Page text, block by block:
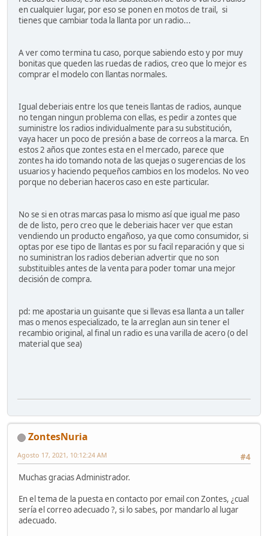
en cualquier lugar, por eso se ponen en motos de trail, si
tienes que cambiar toda la llanta por un radio...
A ver como termina tu caso, porque sabiendo esto y por muy
bonitas que queden las ruedas de radios, creo que lo mejor es
comprar el modelo con llantas normales.
Igual deberiais entre los que teneis llantas de radios, aunque
no tengan ningun problema con ellas, es pedir a zontes que
suministre los radios individualmente para su substitución,
vaya hacer un poco de presión a base de correos a la marca. En
estos 2 años que zontes esta en el mercado, parece que
zontes ha ido tomando nota de las quejas o sugerencias de los
usuarios y haciendo pequeños cambios en los modelos. No veo
porque no deberian haceros caso en este particular.
No se si en otras marcas pasa lo mismo así que igual me paso
de de listo, pero creo que le deberiais hacer ver que estan
vendiendo un producto engañoso, ya que como consumidor, si
optas por ese tipo de llantas es por su facil reparación y que si
no suministran los radios deberian advertir que no son
substituibles antes de la venta para poder tomar una mejor
decisión de compra.
pd: me apostaria un guisante que si llevas esa llanta a un taller
mas o menos especializado, te la arreglan aun sin tener el
recambio original, al final un radio es una varilla de acero (o del
material que sea)
ZontesNuria
#4
Agosto 17, 2021, 10:12:24 AM
Muchas gracias Administrador.
En el tema de la puesta en contacto por email con Zontes, ¿cual
sería el correo adecuado ?, si lo sabes, por mandarlo al lugar
adecuado.